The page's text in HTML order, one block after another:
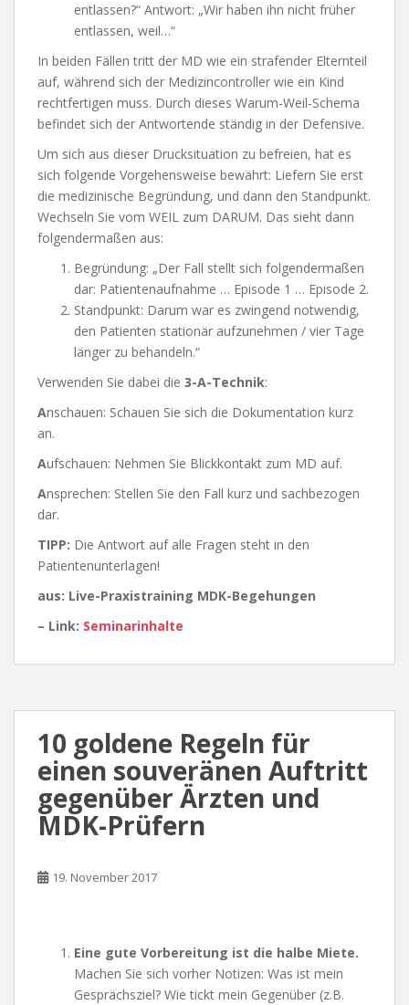
entlassen?“ Antwort: „Wir haben ihn nicht früher
entlassen, weil…“
In beiden Fällen tritt der MD wie ein strafender Elternteil
auf, während sich der Medizincontroller wie ein Kind
rechtfertigen muss. Durch dieses Warum-Weil-Schema
befindet sich der Antwortende ständig in der Defensive.
Um sich aus dieser Drucksituation zu befreien, hat es
sich folgende Vorgehensweise bewährt: Liefern Sie erst
die medizinische Begründung, und dann den Standpunkt.
Wechseln Sie vom WEIL zum DARUM. Das sieht dann
folgendermaßen aus:
Begründung: „Der Fall stellt sich folgendermaßen
dar: Patientenaufnahme … Episode 1 … Episode 2.
Standpunkt: Darum war es zwingend notwendig,
den Patienten stationär aufzunehmen / vier Tage
länger zu behandeln.“
Verwenden Sie dabei die 3-A-Technik:
Anschauen: Schauen Sie sich die Dokumentation kurz
an.
Aufschauen: Nehmen Sie Blickkontakt zum MD auf.
Ansprechen: Stellen Sie den Fall kurz und sachbezogen
dar.
TIPP: Die Antwort auf alle Fragen steht in den
Patientenunterlagen!
aus: Live-Praxistraining MDK-Begehungen
– Link: Seminarinhalte
10 goldene Regeln für
einen souveränen Auftritt
gegenüber Ärzten und
MDK-Prüfern
19. November 2017
Eine gute Vorbereitung ist die halbe Miete.
Machen Sie sich vorher Notizen: Was ist mein
Gesprächsziel? Wie tickt mein Gegenüber (z.B.